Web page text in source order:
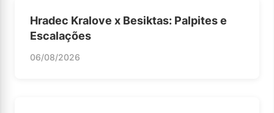
Hradec Kralove x Besiktas: Palpites e
Escalações
06/08/2026